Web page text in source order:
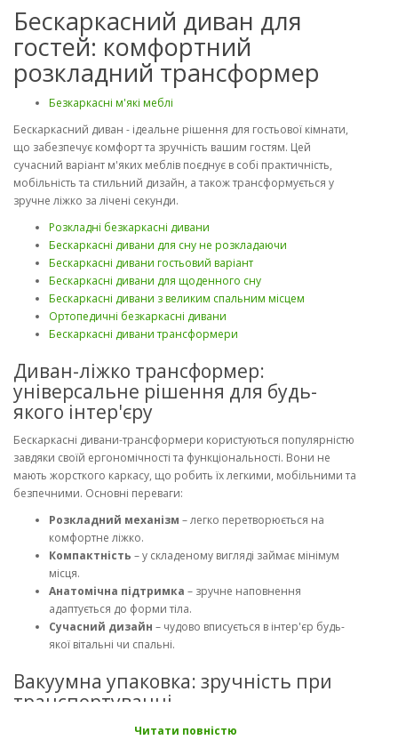
Бескаркасний диван для
гостей: комфортний
розкладний трансформер
Безкаркасні м'які меблі
Бескаркасний диван - ідеальне рішення для гостьової кімнати,
що забезпечує комфорт та зручність вашим гостям. Цей
сучасний варіант м'яких меблів поєднує в собі практичність,
мобільність та стильний дизайн, а також трансформується у
зручне ліжко за лічені секунди.
Розкладні безкаркасні дивани
Бескаркасні дивани для сну не розкладаючи
Бескаркасні дивани гостьовий варіант
Бескаркасні дивани для щоденного сну
Бескаркасні дивани з великим спальним місцем
Ортопедичні безкаркасні дивани
Бескаркасні дивани трансформери
Диван-ліжко трансформер:
універсальне рішення для будь-
якого інтер'єру
Бескаркасні дивани-трансформери користуються популярністю
завдяки своїй ергономічності та функціональності. Вони не
мають жорсткого каркасу, що робить їх легкими, мобільними та
безпечними. Основні переваги:
Розкладний механізм – легко перетворюється на
комфортне ліжко.
Компактність – у складеному вигляді займає мінімум
місця.
Анатомічна підтримка – зручне наповнення
адаптується до форми тіла.
Сучасний дизайн – чудово вписується в інтер'єр будь-
якої вітальні чи спальні.
Вакуумна упаковка: зручність при
транспортуванні
Сучасні технології виробництва дозволяють упаковувати
Читати повністю